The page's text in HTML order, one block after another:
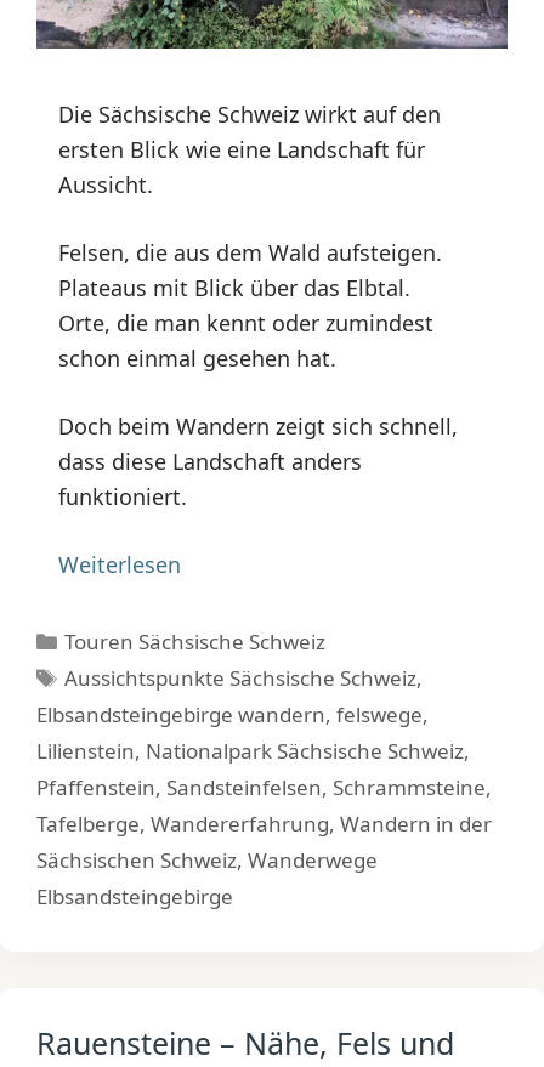
Die Sächsische Schweiz wirkt auf den
ersten Blick wie eine Landschaft für
Aussicht.
Felsen, die aus dem Wald aufsteigen.
Plateaus mit Blick über das Elbtal.
Orte, die man kennt oder zumindest
schon einmal gesehen hat.
Doch beim Wandern zeigt sich schnell,
dass diese Landschaft anders
funktioniert.
Weiterlesen
Kategorien
Touren Sächsische Schweiz
Schlagwörter
Aussichtspunkte Sächsische Schweiz,
Elbsandsteingebirge wandern, felswege,
Lilienstein, Nationalpark Sächsische Schweiz,
Pfaffenstein, Sandsteinfelsen, Schrammsteine,
Tafelberge, Wandererfahrung, Wandern in der
Sächsischen Schweiz, Wanderwege
Elbsandsteingebirge
Rauensteine – Nähe, Fels und